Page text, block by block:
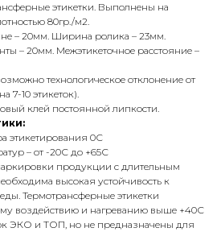
этикетки. Выполнены на
80гр./м2.
– 20мм. Ширина ролика – 23мм.
– 20мм. Межэтикеточное расстояние –
технологическое отклонение от
7-10 этикеток).
клей постоянной липкости.
этикетирования 0С
– от -20С до +65С
продукции с длительным
высокая устойчивость к
Термотрансферные этикетки
воздействию и нагреванию выше +40С
ЭКО и ТОП, но не предназначены для